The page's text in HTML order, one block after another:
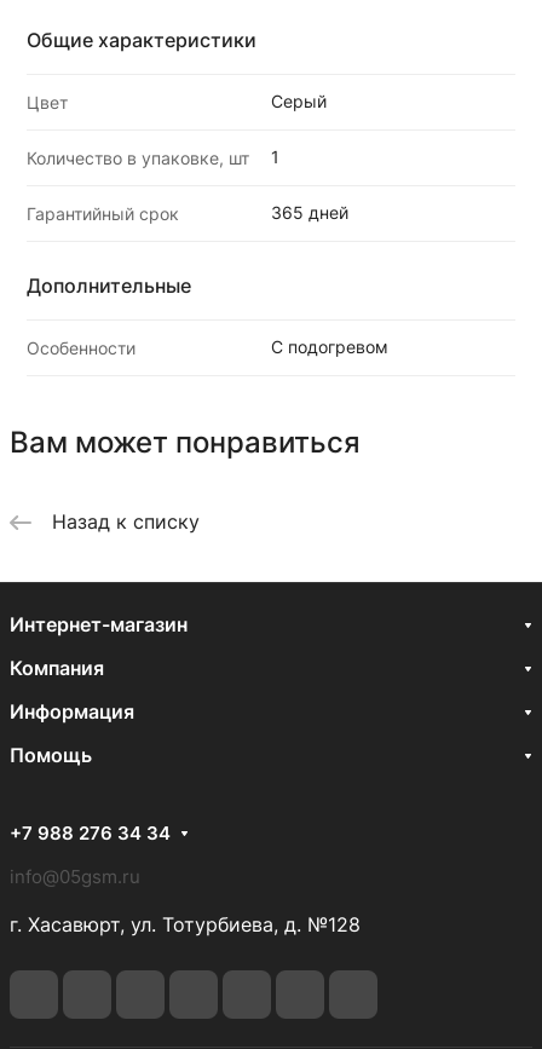
Общие характеристики
Цвет Серый
Количество в упаковке, шт 1
Гарантийный срок 365 дней
Дополнительные
Особенности С подогревом
Вам может понравиться
Назад к списку
Интернет-магазин
Компания
Информация
Помощь
+7 988 276 34 34
info@05gsm.ru
г. Хасавюрт, ул. Тотурбиева, д. №128